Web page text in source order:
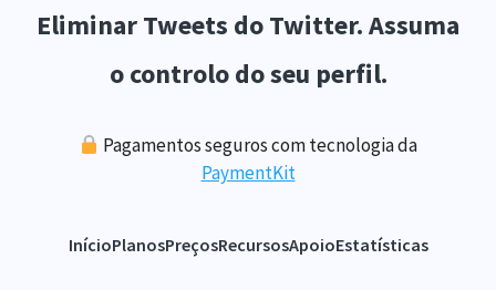
Eliminar Tweets do Twitter. Assuma
o controlo do seu perfil.
Pagamentos seguros com tecnologia da
PaymentKit
InícioPlanosPreçosRecursosApoioEstatísticas